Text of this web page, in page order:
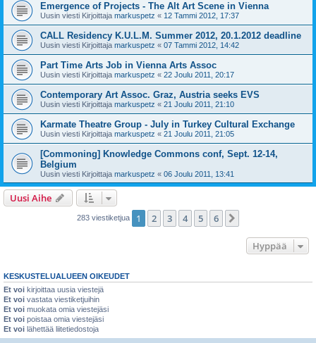
Emergence of Projects - The Alt Art Scene in Vienna
Uusin viesti Kirjoittaja markuspetz « 12 Tammi 2012, 17:37
CALL Residency K.U.L.M. Summer 2012, 20.1.2012 deadline
Uusin viesti Kirjoittaja markuspetz « 07 Tammi 2012, 14:42
Part Time Arts Job in Vienna Arts Assoc
Uusin viesti Kirjoittaja markuspetz « 22 Joulu 2011, 20:17
Contemporary Art Assoc. Graz, Austria seeks EVS
Uusin viesti Kirjoittaja markuspetz « 21 Joulu 2011, 21:10
Karmate Theatre Group - July in Turkey Cultural Exchange
Uusin viesti Kirjoittaja markuspetz « 21 Joulu 2011, 21:05
[Commoning] Knowledge Commons conf, Sept. 12-14,
Belgium
Uusin viesti Kirjoittaja markuspetz « 06 Joulu 2011, 13:41
Uusi Aihe
283 viestiketjua 1 2 3 4 5 6
Hyppää
KESKUSTELUALUEEN OIKEUDET
Et voi kirjoittaa uusia viestejä
Et voi vastata viestiketjuihin
Et voi muokata omia viestejäsi
Et voi poistaa omia viestejäsi
Et voi lähettää liitetiedostoja